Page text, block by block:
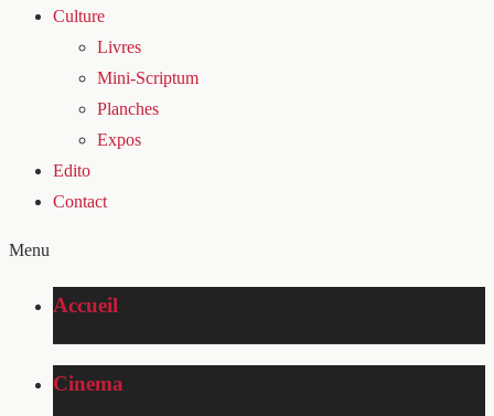
Culture
Livres
Mini-Scriptum
Planches
Expos
Edito
Contact
Menu
Accueil
Cinema